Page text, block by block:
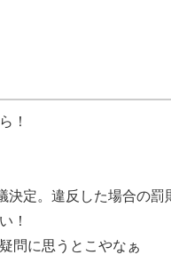
！
決定。違反した場合の
！
問に思うとこやなぁ